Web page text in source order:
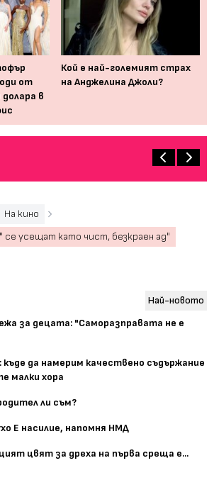
от
в
Кой е най-големият страх
на Анджелина Джоли?
На кино
се усещат като чист, безкраен ад"
Най-новото
за децата: "Саморазправата не е
да намерим качествено съдържание
малки хора
ли съм?
Е насилие, напомня НМД
цвят за дреха на първа среща е...